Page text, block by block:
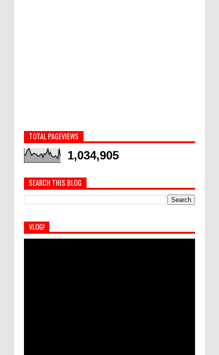
TOTAL PAGEVIEWS
1,034,905
SEARCH THIS BLOG
VLOG!